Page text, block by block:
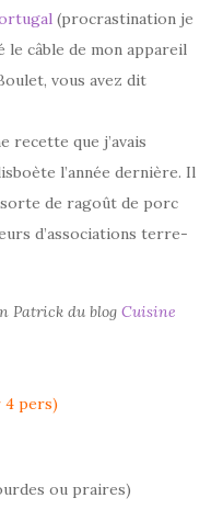
(procrastination je
le câble de mon appareil
vous avez dit
recette que j’avais
l’année dernière. Il
sorte de ragoût de porc
d’associations terre-
Patrick du blog Cuisine
4 pers)
ou praires)